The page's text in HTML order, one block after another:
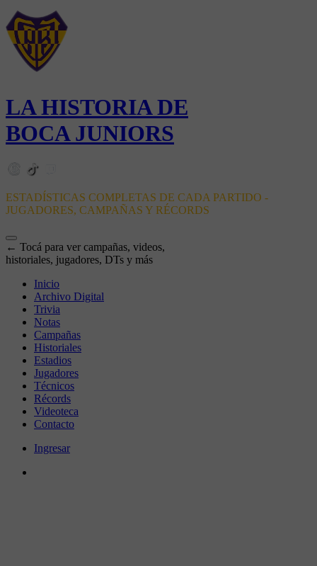
LA HISTORIA DE
BOCA JUNIORS
ESTADÍSTICAS COMPLETAS DE CADA PARTIDO -
JUGADORES, CAMPAÑAS Y RÉCORDS
← Tocá para ver campañas, videos,
historiales, jugadores, DTs y más
Inicio
Archivo Digital
Trivia
Notas
Campañas
Historiales
Estadios
Jugadores
Técnicos
Récords
Videoteca
Contacto
Ingresar